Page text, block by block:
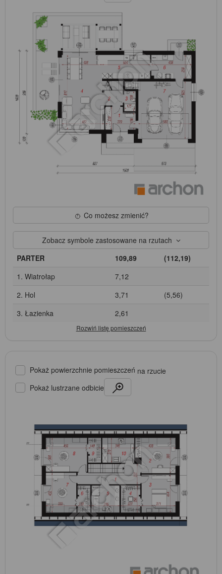
Co możesz zmienić?
Zobacz symbole zastosowane na rzutach
PARTER
109,89
(112,19)
1. Wiatrołap
7,12
2. Hol
3,71
(5,56)
3. Łazienka
2,61
Pokaż powierzchnie pomieszczeń na rzucie
Pokaż lustrzane odbicie